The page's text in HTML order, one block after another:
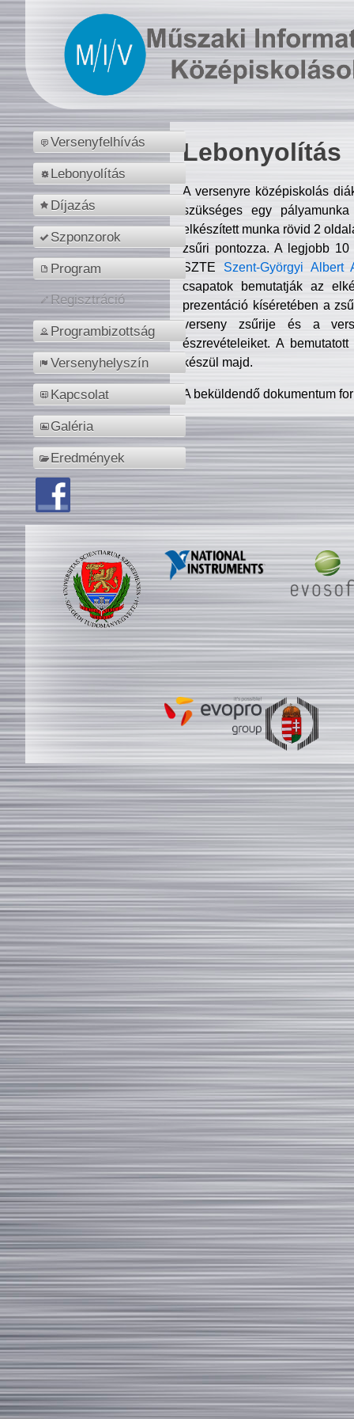
Versenyfelhívás
Lebonyolítás
Díjazás
Szponzorok
Program
Regisztráció
Programbizottság
Versenyhelyszín
Kapcsolat
Galéria
Eredmények
Lebonyolítás
A versenyre középiskolás
szükséges egy
elkészített munka rövid 2
zsűri pontozza. A legjobb
SZTE Szent-Györgyi Albert
csapatok bemutatják az
prezentáció kíséretében a
verseny zsűrije és a
észrevételeiket. A
készül majd.
A beküldendő dokumentum